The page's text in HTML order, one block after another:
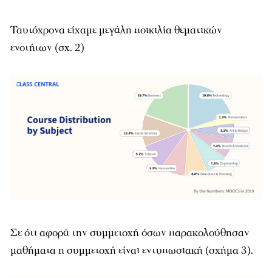
Ταυτόχρονα είχαμε μεγάλη ποικιλία θεματικών
ενοτήτων (σχ. 2)
Σε ότι αφορά την συμμετοχή όσων παρακολούθησαν
μαθήματα η συμμετοχή είναι εντυπωσιακή (σχήμα 3).